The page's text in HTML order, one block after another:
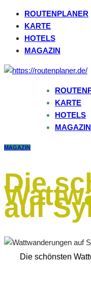
ROUTENPLANER
KARTE
HOTELS
MAGAZIN
KARTE
HOTELS
MAGAZIN
MAGAZIN
Die
auf
Die schönsten